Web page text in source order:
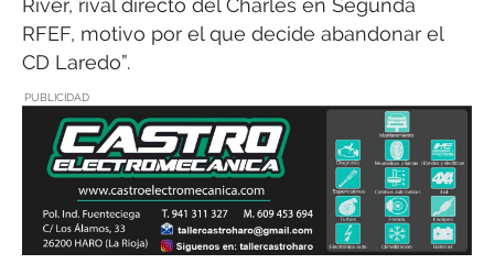
River, rival directo del Charles en Segunda
RFEF, motivo por el que decide abandonar el
CD Laredo”.
PUBLICIDAD